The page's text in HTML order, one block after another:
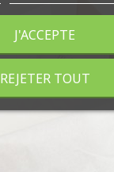
REJETER TOUT
J'ACCEPTE